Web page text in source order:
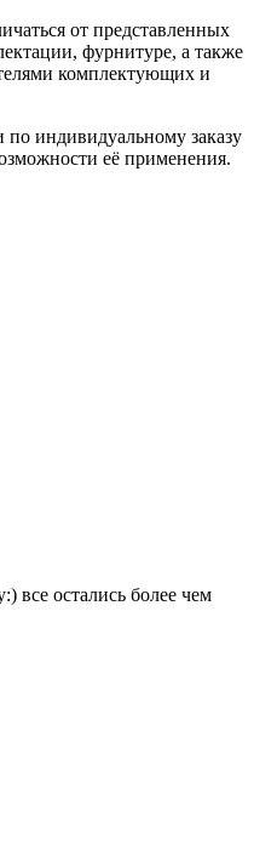
от представленных
фурнитуре, а также
комплектующих и
индивидуальному заказу
её применения.
все остались более чем